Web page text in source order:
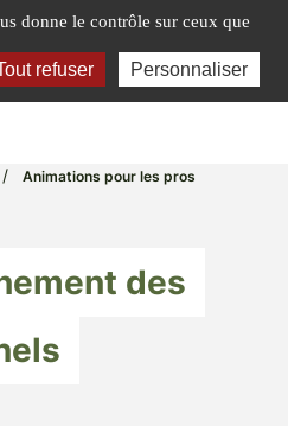
menu
/ Animations pour les pros
des
donne le contrôle sur ceux que
refuser Personnaliser